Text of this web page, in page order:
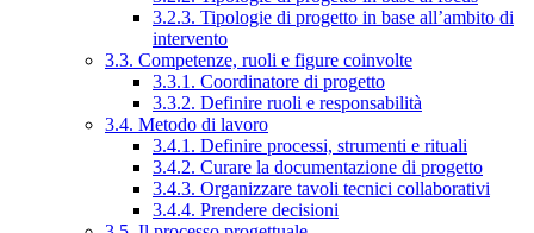
3.2.3. Tipologie di progetto in base all’ambito di
intervento
3.3. Competenze, ruoli e figure coinvolte
3.3.1. Coordinatore di progetto
3.3.2. Definire ruoli e responsabilità
3.4. Metodo di lavoro
3.4.1. Definire processi, strumenti e rituali
3.4.2. Curare la documentazione di progetto
3.4.3. Organizzare tavoli tecnici collaborativi
3.4.4. Prendere decisioni